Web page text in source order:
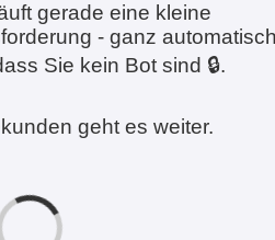
gerade eine kleine
- ganz
Sie kein Bot sind 🔒.
geht es weiter.